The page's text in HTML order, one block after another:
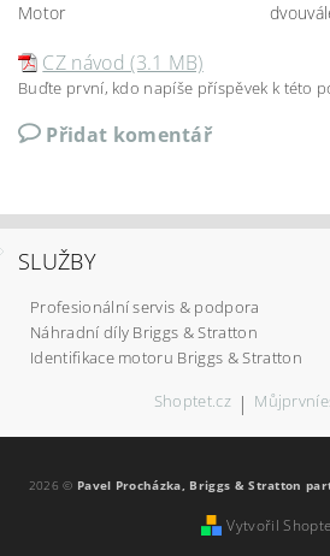
Motor
CZ návod (3.1 MB)
Buďte první, kdo napíše příspěvek k této
Přidat komentář
SLUŽBY
Profesionální servis & podpora
Náhradní díly Briggs & Stratton
Identifikace motoru Briggs & Stratton
Shoptet.cz |
2026 © Pavel Procházka, Briggs & Stratton
Vytvořil